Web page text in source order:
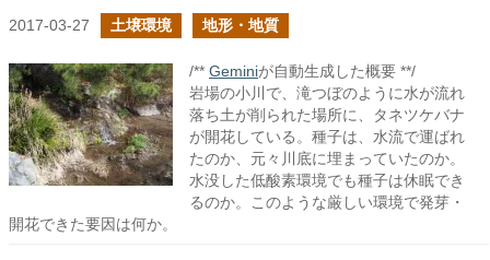
2017-03-27 土壌環境 地形・地質
/** Geminiが自動生成した概要 **/
岩場の小川で、滝つぼのように水が流れ
落ち土が削られた場所に、タネツケバナ
が開花している。種子は、水流で運ばれ
たのか、元々川底に埋まっていたのか。
水没した低酸素環境でも種子は休眠でき
るのか。このような厳しい環境で発芽・
開花できた要因は何か。